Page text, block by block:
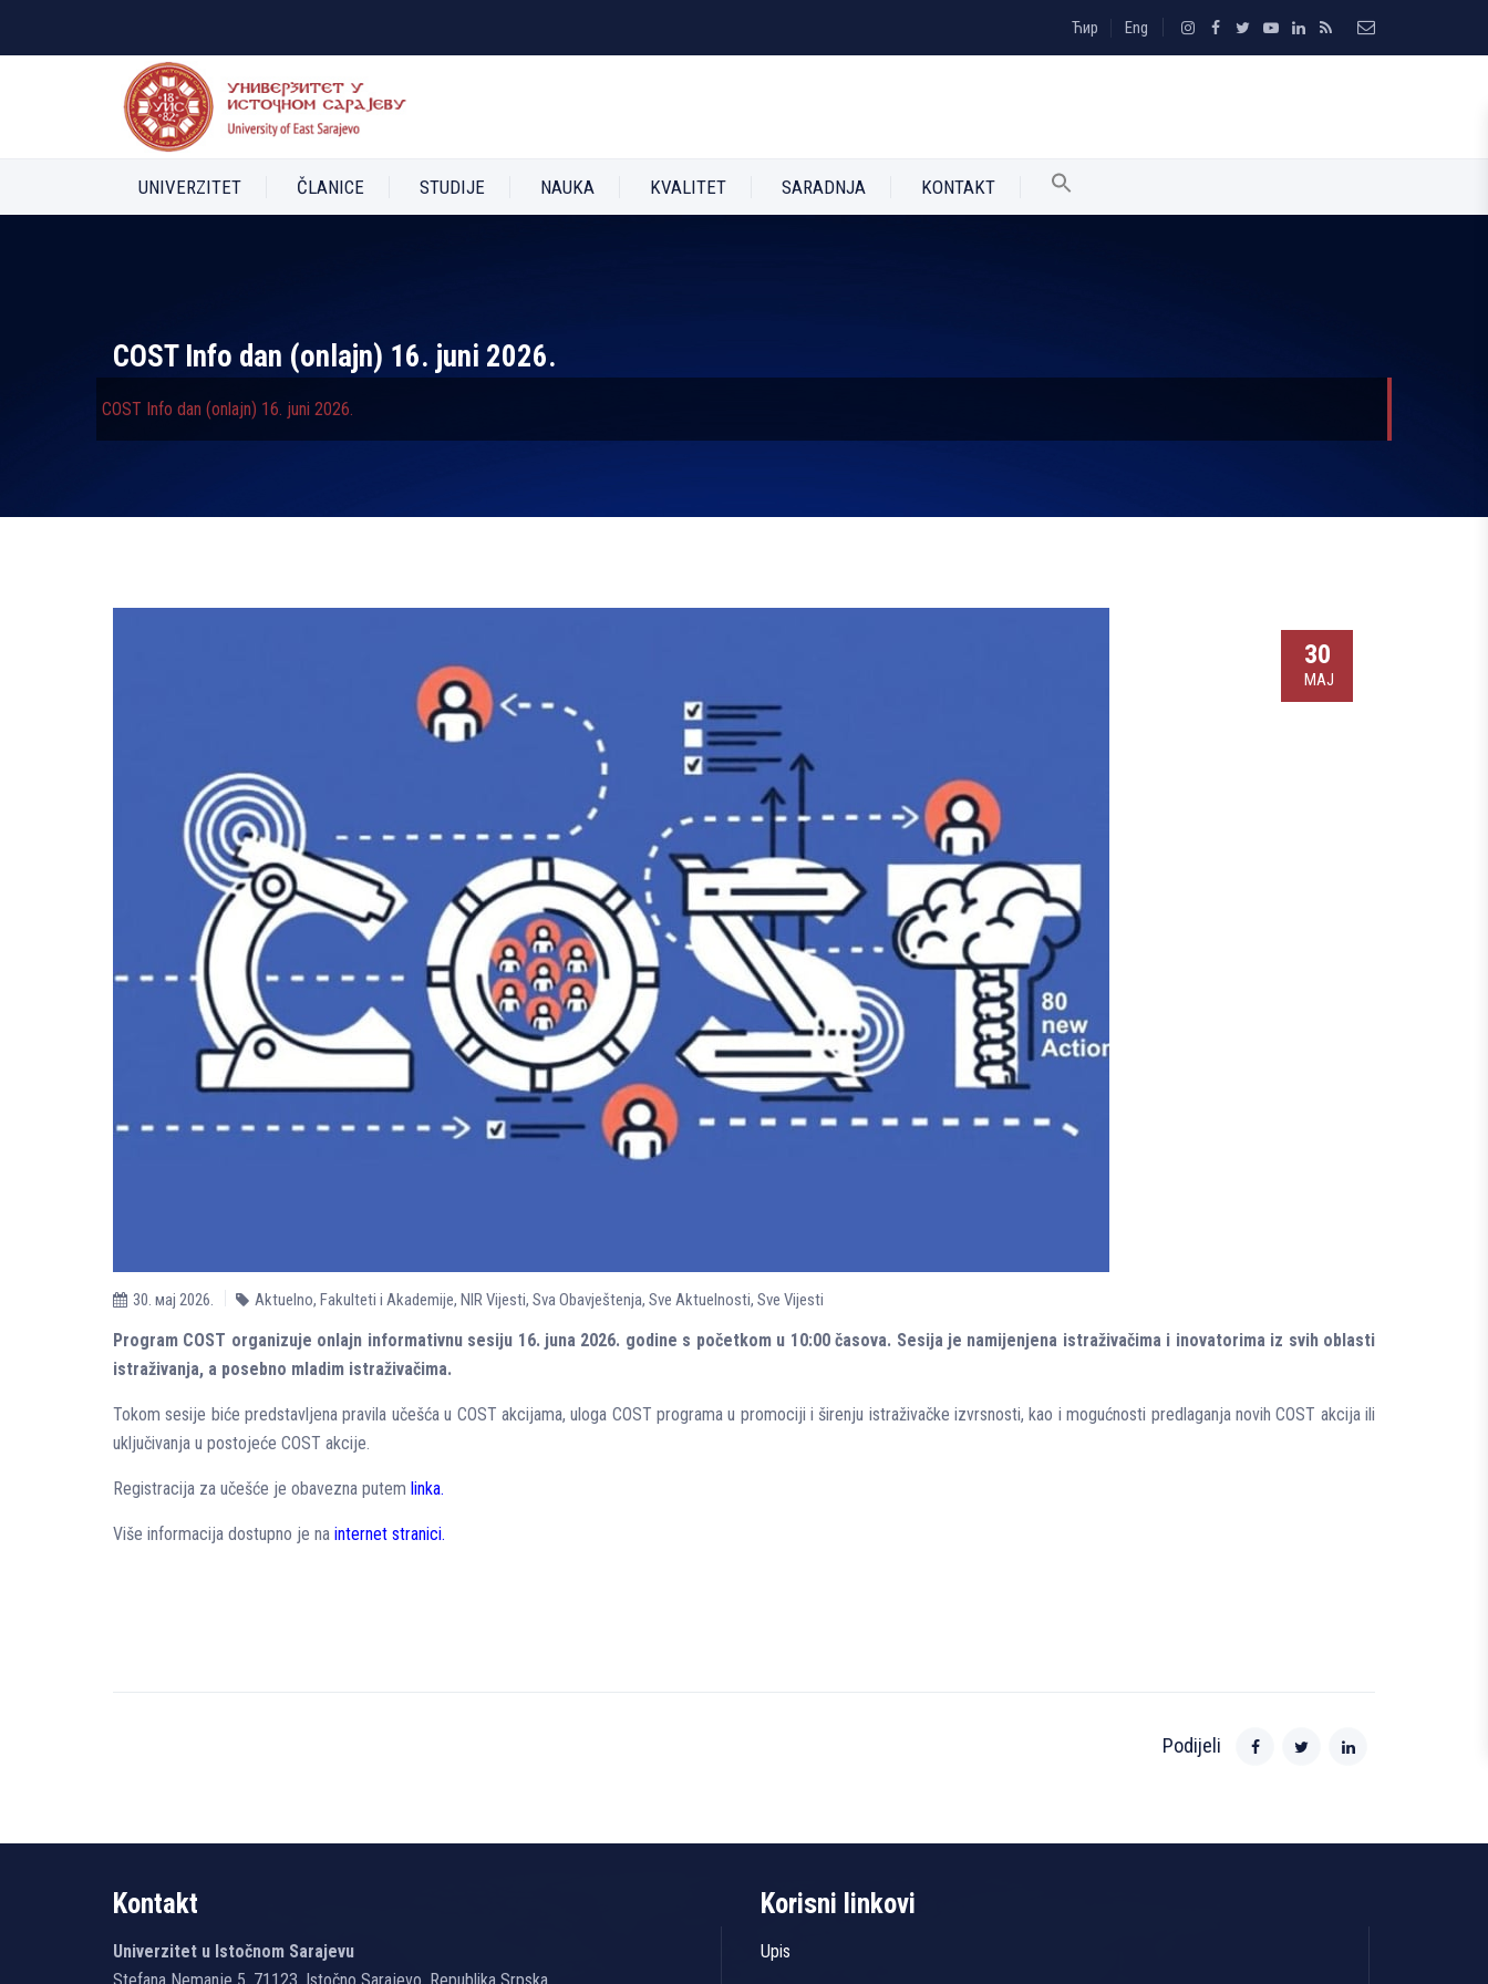
Ћир Eng
UNIVERZITET ČLANICE STUDIJE NAUKA KVALITET SARADNJA KONTAKT
COST Info dan (onlajn) 16. juni 2026.
COST Info dan (onlajn) 16. juni 2026.
30
МАЈ
30. мај 2026. Aktuelno, Fakulteti i Akademije, NIR Vijesti, Sva Obavještenja, Sve Aktuelnosti, Sve Vijesti
Program COST organizuje onlajn informativnu sesiju 16. juna 2026. godine s početkom u 10:00 časova. Sesija je namijenjena istraživačima i inovatorima iz svih oblasti
istraživanja, a posebno mladim istraživačima.
Tokom sesije biće predstavljena pravila učešća u COST akcijama, uloga COST programa u promociji i širenju istraživačke izvrsnosti, kao i mogućnosti predlaganja novih COST akcija ili
uključivanja u postojeće COST akcije.
Registracija za učešće je obavezna putem linka.
Više informacija dostupno je na internet stranici.
Podijeli
Kontakt
Univerzitet u Istočnom Sarajevu
Korisni linkovi
Upis